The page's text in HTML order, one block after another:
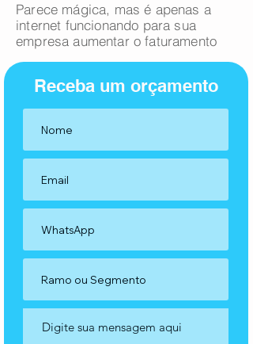
Parece mágica, mas é apenas a
internet funcionando para sua
empresa aumentar o faturamento
Receba um orçamento